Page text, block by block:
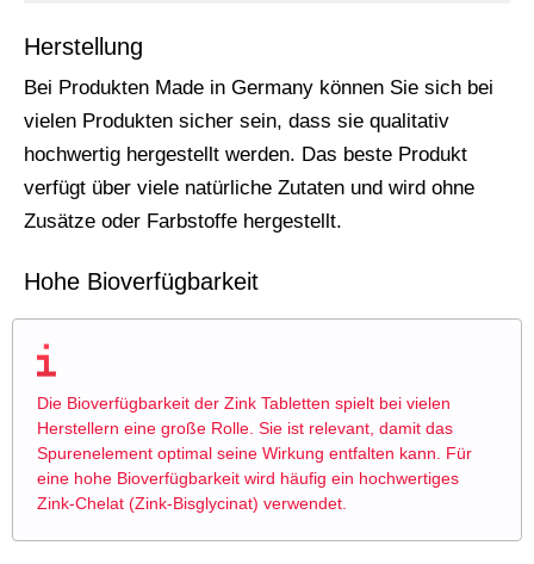
Herstellung
Bei Produkten Made in Germany können Sie sich bei
vielen Produkten sicher sein, dass sie qualitativ
hochwertig hergestellt werden. Das beste Produkt
verfügt über viele natürliche Zutaten und wird ohne
Zusätze oder Farbstoffe hergestellt.
Hohe Bioverfügbarkeit
Die Bioverfügbarkeit der Zink Tabletten spielt bei vielen
Herstellern eine große Rolle. Sie ist relevant, damit das
Spurenelement optimal seine Wirkung entfalten kann. Für
eine hohe Bioverfügbarkeit wird häufig ein hochwertiges
Zink-Chelat (Zink-Bisglycinat) verwendet.